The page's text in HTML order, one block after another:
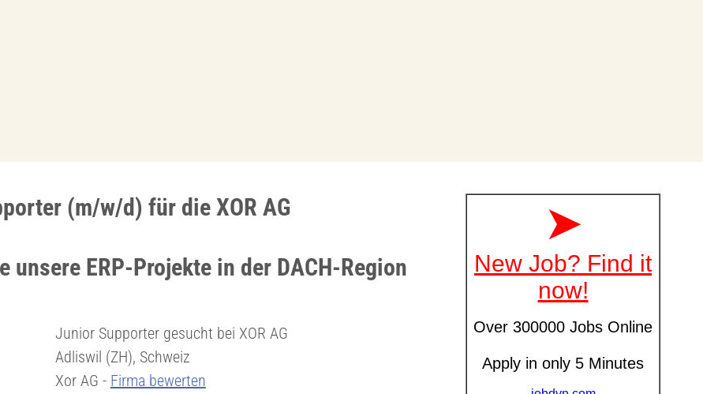
(m/w/d) für die XOR AG
unsere ERP-Projekte in der DACH-Region
Junior Supporter gesucht bei XOR AG
Adliswil (ZH), Schweiz
Xor AG - Firma bewerten